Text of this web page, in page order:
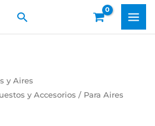
Buscar
y Aires
y Accesorios / Para Aires